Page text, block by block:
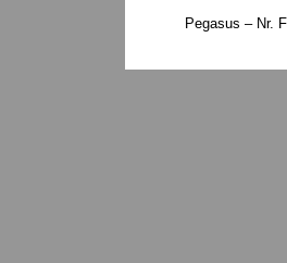
Pegasus – Nr.